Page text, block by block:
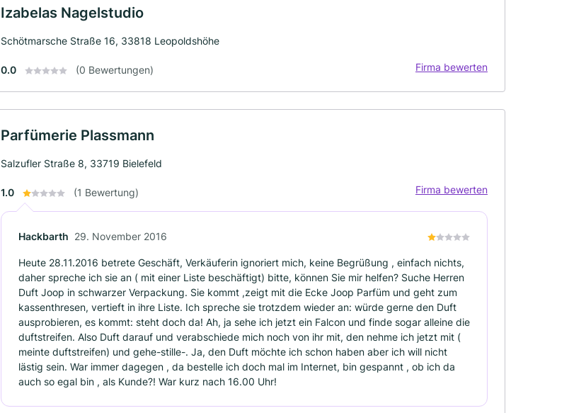
Izabelas Nagelstudio
Schötmarsche Straße 16, 33818 Leopoldshöhe
0.0 (0 Bewertungen) Firma bewerten
Parfümerie Plassmann
Salzufler Straße 8, 33719 Bielefeld
1.0 (1 Bewertung) Firma bewerten
Hackbarth 29. November 2016
Heute 28.11.2016 betrete Geschäft, Verkäuferin ignoriert mich, keine Begrüßung , einfach nichts,
daher spreche ich sie an ( mit einer Liste beschäftigt) bitte, können Sie mir helfen? Suche Herren
Duft Joop in schwarzer Verpackung. Sie kommt ,zeigt mit die Ecke Joop Parfüm und geht zum
kassenthresen, vertieft in ihre Liste. Ich spreche sie trotzdem wieder an: würde gerne den Duft
ausprobieren, es kommt: steht doch da! Ah, ja sehe ich jetzt ein Falcon und finde sogar alleine die
duftstreifen. Also Duft darauf und verabschiede mich noch von ihr mit, den nehme ich jetzt mit (
meinte duftstreifen) und gehe-stille-. Ja, den Duft möchte ich schon haben aber ich will nicht
lästig sein. War immer dagegen , da bestelle ich doch mal im Internet, bin gespannt , ob ich da
auch so egal bin , als Kunde?! War kurz nach 16.00 Uhr!